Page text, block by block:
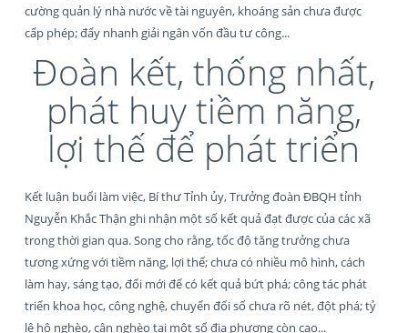
cường quản lý nhà nước về tài nguyên, khoáng sản chưa được
cấp phép; đẩy nhanh giải ngân vốn đầu tư công...
Đoàn kết, thống nhất,
phát huy tiềm năng,
lợi thế để phát triển
Kết luận buổi làm việc, Bí thư Tỉnh ủy, Trưởng đoàn ĐBQH tỉnh
Nguyễn Khắc Thận ghi nhận một số kết quả đạt được của các xã
trong thời gian qua. Song cho rằng, tốc độ tăng trưởng chưa
tương xứng với tiềm năng, lợi thế; chưa có nhiều mô hình, cách
làm hay, sáng tạo, đổi mới để có kết quả bứt phá; công tác phát
triển khoa học, công nghệ, chuyển đổi số chưa rõ nét, đột phá; tỷ
lệ hộ nghèo, cận nghèo tại một số địa phương còn cao...